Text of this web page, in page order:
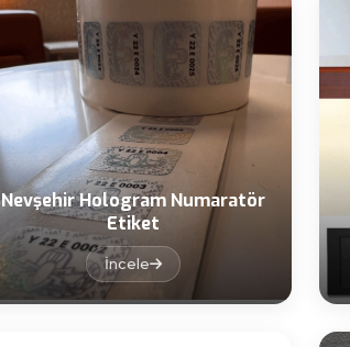
Nevşehir Hologram Numaratör
Etiket
İncele